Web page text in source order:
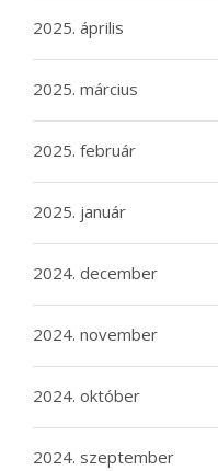
2025. április
2025. március
2025. február
2025. január
2024. december
2024. november
2024. október
2024. szeptember